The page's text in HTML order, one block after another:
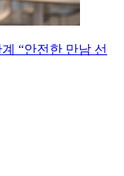
“안전한 만남 선